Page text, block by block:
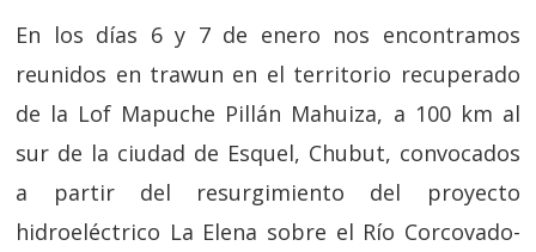
En los días 6 y 7 de enero nos encontramos
reunidos en trawun en el territorio recuperado
de la Lof Mapuche Pillán Mahuiza, a 100 km al
sur de la ciudad de Esquel, Chubut, convocados
a partir del resurgimiento del proyecto
hidroeléctrico La Elena sobre el Río Corcovado-